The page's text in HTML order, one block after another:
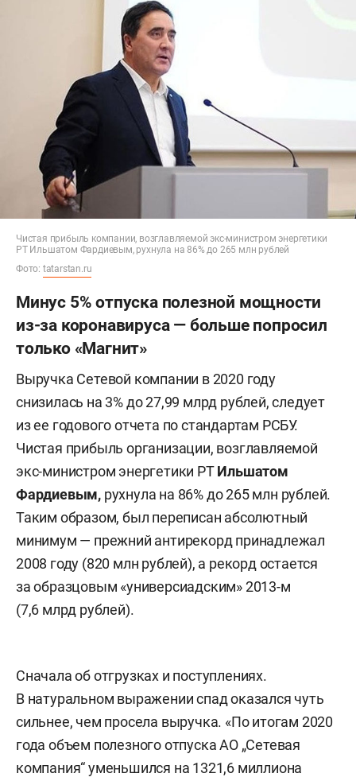
Чистая прибыль компании, возглавляемой экс-министром энергетики
РТ Ильшатом Фардиевым, рухнула на 86% до 265 млн рублей
Фото: tatarstan.ru
Минус 5% отпуска полезной мощности
из-за коронавируса — больше попросил
только «Магнит»
Выручка Сетевой компании в 2020 году
снизилась на 3% до 27,99 млрд рублей, следует
из ее годового отчета по стандартам РСБУ.
Чистая прибыль организации, возглавляемой
экс-министром энергетики РТИльшатом
Фардиевым, рухнула на 86% до 265 млн рублей.
Таким образом, был переписан абсолютный
минимум — прежний антирекорд принадлежал
2008 году (820 млн рублей), а рекорд остается
за образцовым «универсиадским» 2013-м
(7,6 млрд рублей).
Сначала об отгрузках и поступлениях.
В натуральном выражении спад оказался чуть
сильнее, чем просела выручка. «По итогам 2020
года объем полезного отпуска АО „Сетевая
компания“ уменьшился на 1321,6 миллиона